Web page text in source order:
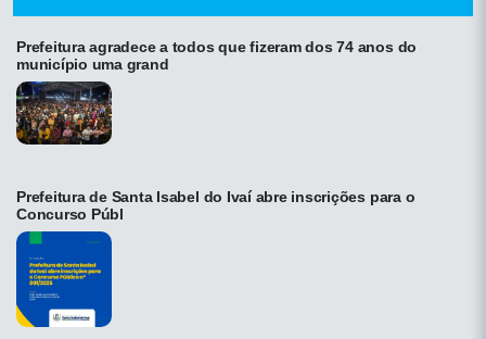
Prefeitura agradece a todos que fizeram dos 74 anos do
município uma grand
Prefeitura de Santa Isabel do Ivaí abre inscrições para o
Concurso Públ